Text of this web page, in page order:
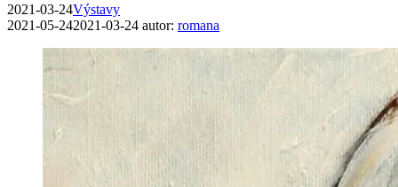
2021-03-24Výstavy
2021-05-242021-03-24 autor: romana